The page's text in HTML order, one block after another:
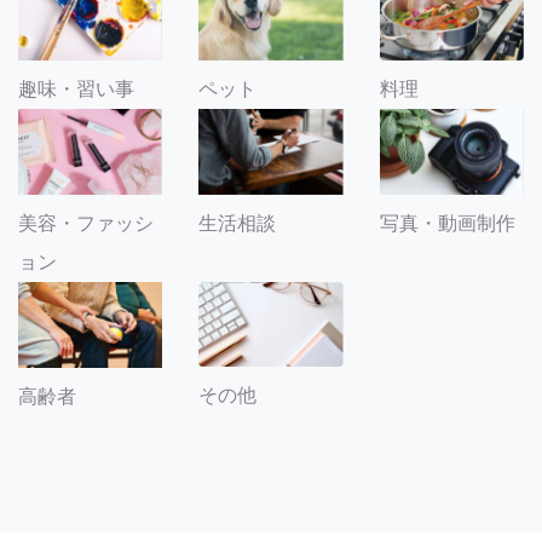
趣味・習い事 ペット 料理
美容・ファッシ
ョン
生活相談 写真・動画制作
高齢者 その他